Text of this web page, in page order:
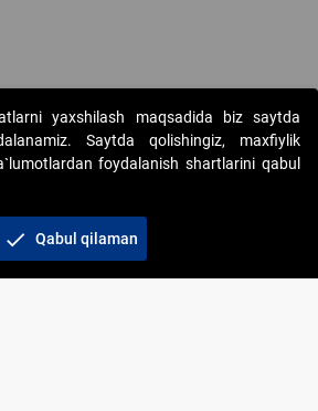
onlayn-auksionlarni tashkil etish"
202-21-11
yaxshilash maqsadida biz saytda
Saytda qolishingiz, maxfiylik
foydalanish shartlarini qabul
check Qabul qilaman